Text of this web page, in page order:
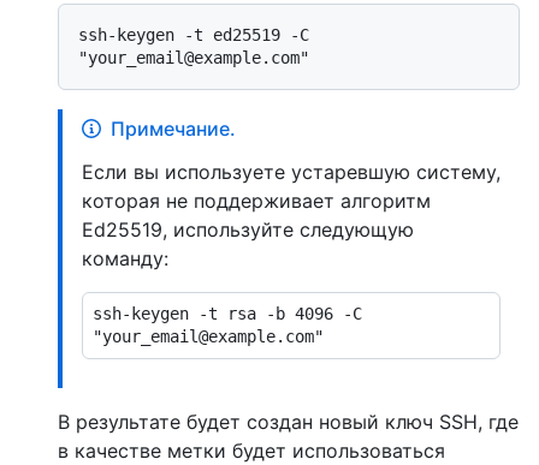
ssh-keygen -t ed25519 -C
Примечание.
Если вы используете устаревшую систему,
которая не поддерживает алгоритм
Ed25519, используйте следующую
команду:
ssh-keygen -t rsa -b 4096 -C
В результате будет создан новый ключ SSH, где
в качестве метки будет использоваться